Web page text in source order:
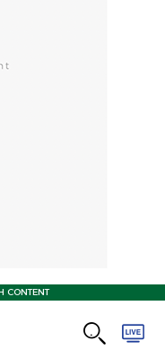
CONTENT